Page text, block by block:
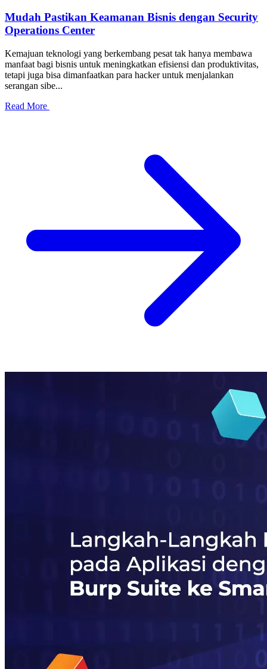
Mudah Pastikan Keamanan Bisnis dengan Security
Operations Center
Kemajuan teknologi yang berkembang pesat tak hanya membawa
manfaat bagi bisnis untuk meningkatkan efisiensi dan produktivitas,
tetapi juga bisa dimanfaatkan para hacker untuk menjalankan
serangan sibe...
Read More